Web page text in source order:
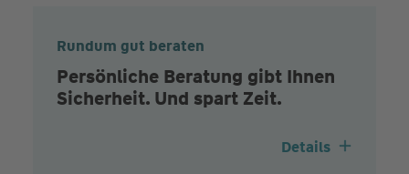
Rundum gut beraten
Persönliche Beratung gibt Ihnen
Sicherheit. Und spart Zeit.
Details